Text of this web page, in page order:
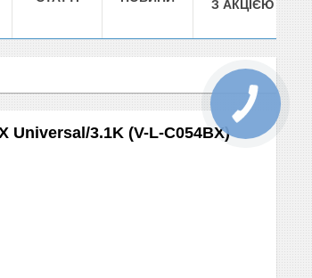
З АКЦІЄЮ
Universal/3.1K (V-L-C054BX)